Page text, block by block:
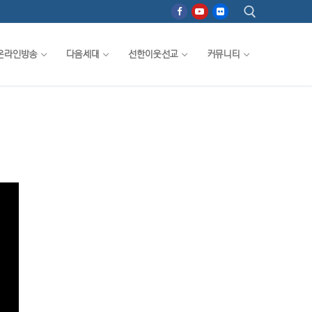
라인방송 다음세대 선한이웃선교 커뮤니티